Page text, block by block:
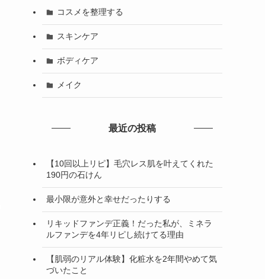
コスメを整理する
スキンケア
ボディケア
メイク
最近の投稿
【10回以上リピ】毛穴レス肌を叶えてくれた
190円の石けん
最小限が意外と幸せだったりする
リキッドファンデ正義！だった私が、ミネラ
ルファンデを4年リピし続けてる理由
【肌弱のリアル体験】化粧水を2年間やめて気
づいたこと